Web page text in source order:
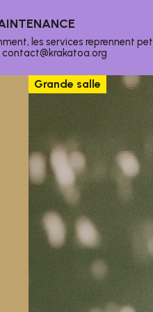
les services reprennent
contact@krakatoa.org
Gratuit
Grande salle
Club
Grande salle